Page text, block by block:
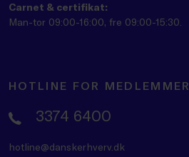
Carnet & certifikat:
Man-tor 09:00-16:00, fre 09:00-15:30.
HOTLINE FOR MEDLEMMER
3374 6400
hotline@danskerhverv.dk